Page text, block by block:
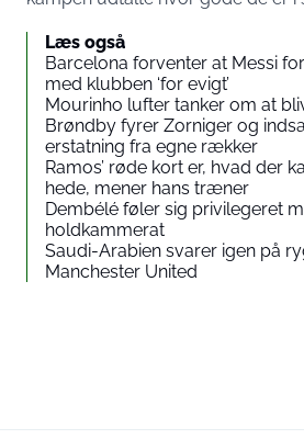
Læs også
Barcelona forventer at Messi
med klubben ‘for evigt’
Mourinho lufter tanker om at
Brøndby fyrer Zorniger og
erstatning fra egne rækker
Ramos’ røde kort er, hvad der
hede, mener hans træner
Dembélé føler sig privilegeret
holdkammerat
Saudi-Arabien svarer igen på
Manchester United